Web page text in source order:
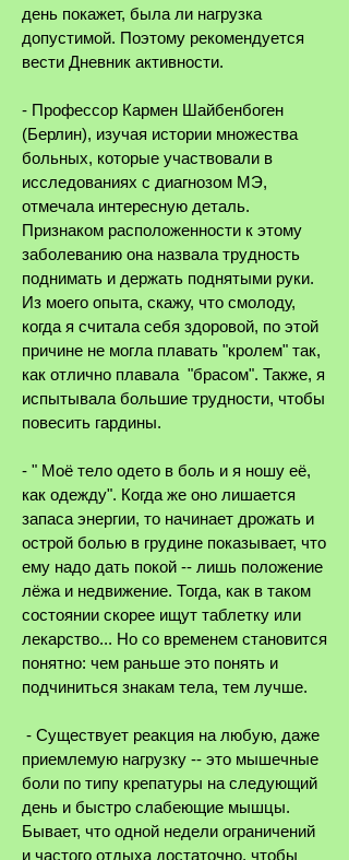
день покажет, была ли нагрузка
допустимой. Поэтому рекомендуется
вести Дневник активности.
- Профессор Кармен Шайбенбоген
(Берлин), изучая истории множества
больных, которые участвовали в
исследованиях с диагнозом МЭ,
отмечала интересную деталь.
Признаком расположенности к этому
заболеванию она назвала трудность
поднимать и держать поднятыми руки.
Из моего опыта, скажу, что смолоду,
когда я считала себя здоровой, по этой
причине не могла плавать "кролем" так,
как отлично плавала "брасом". Также, я
испытывала большие трудности, чтобы
повесить гардины.
- " Моё тело одето в боль и я ношу её,
как одежду". Когда же оно лишается
запаса энергии, то начинает дрожать и
острой болью в грудине показывает, что
ему надо дать покой -- лишь положение
лёжа и недвижение. Тогда, как в таком
состоянии скорее ищут таблетку или
лекарство... Но со временем становится
понятно: чем раньше это понять и
подчиниться знакам тела, тем лучше.
- Существует реакция на любую, даже
приемлемую нагрузку -- это мышечные
боли по типу крепатуры на следующий
день и быстро слабеющие мышцы.
Бывает, что одной недели ограничений
и частого отдыха достаточно, чтобы